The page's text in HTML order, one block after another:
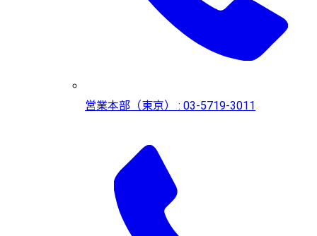
営業本部（東京） : 03-5719-3011